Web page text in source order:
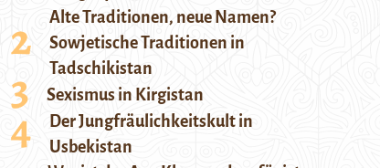
Alte Traditionen, neue Namen?
Sowjetische Traditionen in
Tadschikistan
Sexismus in Kirgistan
Der Jungfräulichkeitskult in
Usbekistan